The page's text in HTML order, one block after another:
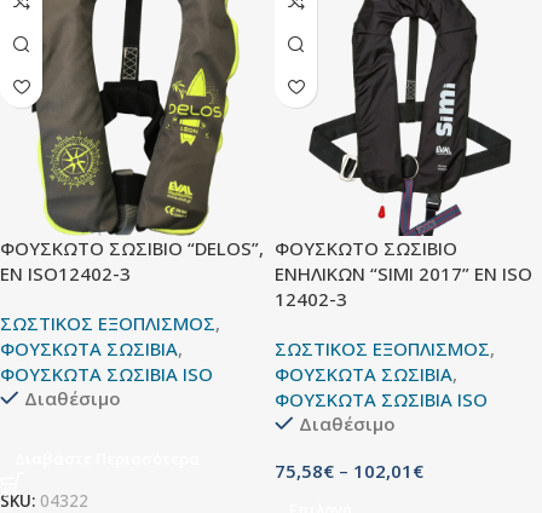
ΦΟΥΣΚΩΤΟ ΣΩΣΙΒΙΟ “DELOS”,
ΕΝ ISO12402-3
ΣΩΣΤΙΚΟΣ ΕΞΟΠΛΙΣΜΟΣ,
ΦΟΥΣΚΩΤΑ ΣΩΣΙΒΙΑ,
ΦΟΥΣΚΩΤΑ ΣΩΣΙΒΙΑ ISO
Διαθέσιμο
SKU: 04322
ΦΟΥΣΚΩΤΟ ΣΩΣΙΒΙΟ
ΕΝΗΛΙΚΩΝ “SIMI 2017” ΕΝ ΙSO
12402-3
ΣΩΣΤΙΚΟΣ ΕΞΟΠΛΙΣΜΟΣ,
ΦΟΥΣΚΩΤΑ ΣΩΣΙΒΙΑ,
ΦΟΥΣΚΩΤΑ ΣΩΣΙΒΙΑ ISO
Διαθέσιμο
75,58€ – 102,01 €